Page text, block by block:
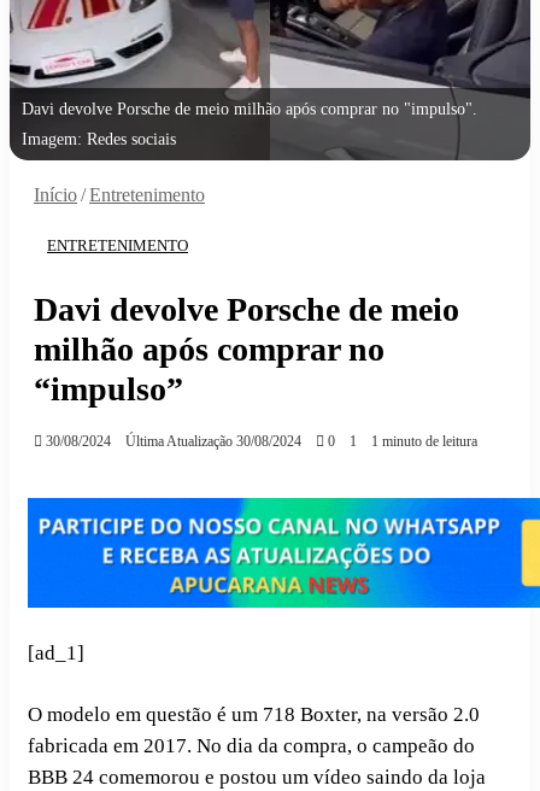
Davi devolve Porsche de meio milhão após comprar no "impulso".
Imagem: Redes sociais
Início/Entretenimento
ENTRETENIMENTO
Davi devolve Porsche de meio
milhão após comprar no
“impulso”
30/08/2024 Última Atualização 30/08/2024 0 1 1 minuto de leitura
[ad_1]
O modelo em questão é um 718 Boxter, na versão 2.0
fabricada em 2017. No dia da compra, o campeão do
BBB 24 comemorou e postou um vídeo saindo da loja